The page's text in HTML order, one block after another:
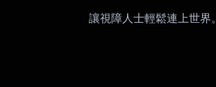
讓視障人士輕鬆連上世界。